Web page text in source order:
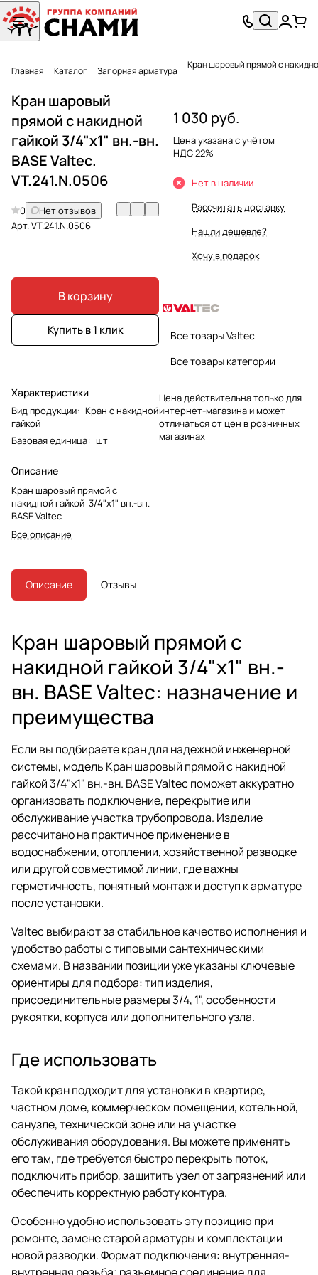
Главная Каталог Запорная арматура
Кран шаровый
прямой с накидной
гайкой 3/4"x1" вн.-вн.
BASE Valtec.
VT.241.N.0506
0
Нет отзывов
Арт.VT.241.N.0506
В корзину
Купить в 1 клик
Характеристики
Вид продукции: Кран с накидной
гайкой
Базовая единица: шт
Описание
Кран шаровый прямой с
накидной гайкой 3/4"x1" вн.-вн.
BASE Valtec
Все описание
1 030 руб.
Цена указана с учётом
НДС 22%
Нет в наличии
Рассчитать доставку
Нашли дешевле?
Хочу в подарок
Все товары Valtec
Все товары категории
Цена действительна только для
интернет-магазина и может
отличаться от цен в розничных
магазинах
Описание Отзывы
Кран шаровый прямой с
накидной гайкой 3/4"x1" вн.-
вн. BASE Valtec: назначение и
преимущества
Если вы подбираете кран для надежной инженерной
системы, модель Кран шаровый прямой с накидной
гайкой 3/4"x1" вн.-вн. BASE Valtec поможет аккуратно
организовать подключение, перекрытие или
обслуживание участка трубопровода. Изделие
рассчитано на практичное применение в
водоснабжении, отоплении, хозяйственной разводке
или другой совместимой линии, где важны
герметичность, понятный монтаж и доступ к арматуре
после установки.
Valtec выбирают за стабильное качество исполнения и
удобство работы с типовыми сантехническими
схемами. В названии позиции уже указаны ключевые
ориентиры для подбора: тип изделия,
присоединительные размеры 3/4, 1", особенности
рукоятки, корпуса или дополнительного узла.
Где использовать
Такой кран подходит для установки в квартире,
частном доме, коммерческом помещении, котельной,
санузле, технической зоне или на участке
обслуживания оборудования. Вы можете применять
его там, где требуется быстро перекрыть поток,
подключить прибор, защитить узел от загрязнений или
обеспечить корректную работу контура.
Особенно удобно использовать эту позицию при
ремонте, замене старой арматуры и комплектации
новой разводки. Формат подключения: внутренняя-